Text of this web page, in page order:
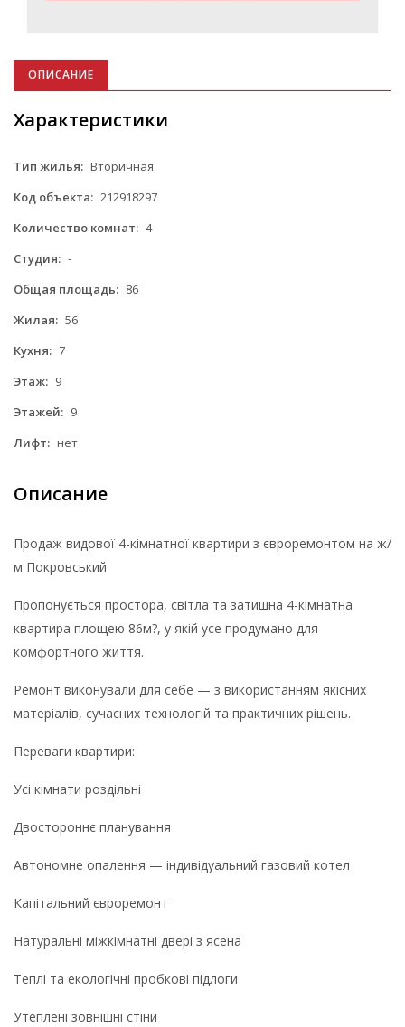
ОПИСАНИЕ
Характеристики
Тип жилья: Вторичная
Код объекта: 212918297
Количество комнат: 4
Студия: -
Общая площадь: 86
Жилая: 56
Кухня: 7
Этаж: 9
Этажей: 9
Лифт: нет
Описание
Продаж видової 4-кімнатної квартири з євроремонтом на ж/
м Покровський
Пропонується простора, світла та затишна 4-кімнатна
квартира площею 86м?, у якій усе продумано для
комфортного життя.
Ремонт виконували для себе — з використанням якісних
матеріалів, сучасних технологій та практичних рішень.
Переваги квартири:
Усі кімнати роздільні
Двостороннє планування
Автономне опалення — індивідуальний газовий котел
Капітальний євроремонт
Натуральні міжкімнатні двері з ясена
Теплі та екологічні пробкові підлоги
Утеплені зовнішні стіни